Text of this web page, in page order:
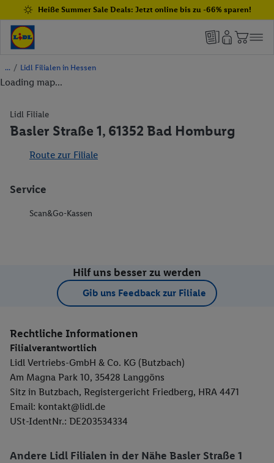
Heiße Summer Sale Deals: Jetzt online bis zu -66% sparen!
/ Lidl Filialen in Hessen
Loading map...
Lidl Filiale
Basler Straße 1, 61352 Bad Homburg
Route zur Filiale
Service
Scan&Go-Kassen
Hilf uns besser zu werden
Gib uns Feedback zur Filiale
Rechtliche Informationen
Filialverantwortlich
Lidl Vertriebs-GmbH & Co. KG (Butzbach)
Am Magna Park 10, 35428 Langgöns
Sitz in Butzbach, Registergericht Friedberg, HRA 4471
Email: kontakt@lidl.de
USt-IdentNr.: DE203534334
Andere Lidl Filialen in der Nähe Basler Straße 1